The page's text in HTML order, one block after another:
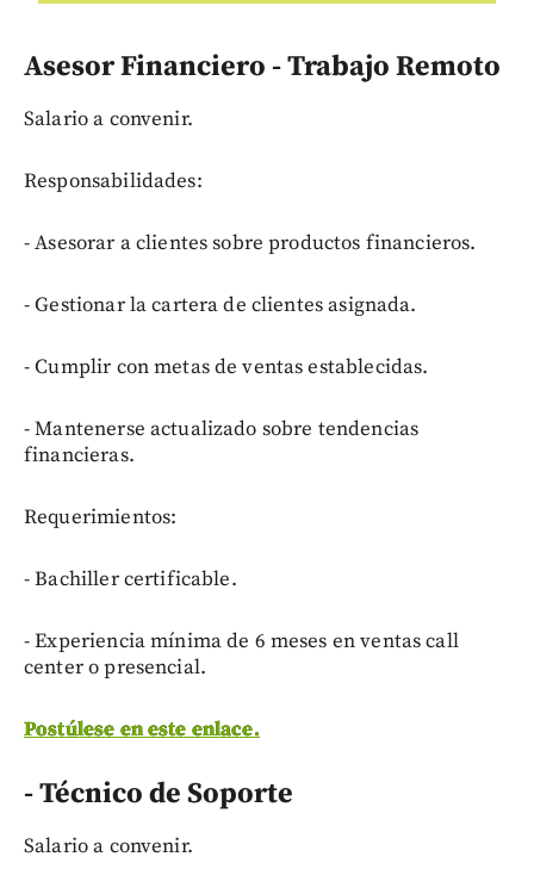
Asesor Financiero - Trabajo Remoto
Salario a convenir.
Responsabilidades:
- Asesorar a clientes sobre productos financieros.
- Gestionar la cartera de clientes asignada.
- Cumplir con metas de ventas establecidas.
- Mantenerse actualizado sobre tendencias
financieras.
Requerimientos:
- Bachiller certificable.
- Experiencia mínima de 6 meses en ventas call
center o presencial.
Postúlese en este enlace.
- Técnico de Soporte
Salario a convenir.